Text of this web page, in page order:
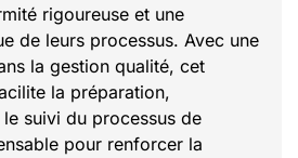
rigoureuse et une
de leurs processus. Avec une
la gestion qualité, cet
la préparation,
le suivi du processus de
pour renforcer la